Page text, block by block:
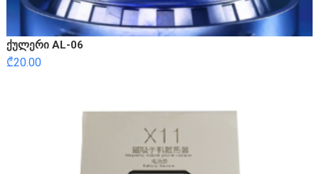
ქულერი AL-06
₾20.00